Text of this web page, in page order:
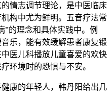
情志调节理论，是中医临床
构中尤为鲜明。五音疗法常
”的理念和具体实践中。例
乐，能有效缓解患者康复锻
医儿科播放儿童喜爱的欢快
环境时的恐惧与不安。
康的年轻人，韩丹阳给出几